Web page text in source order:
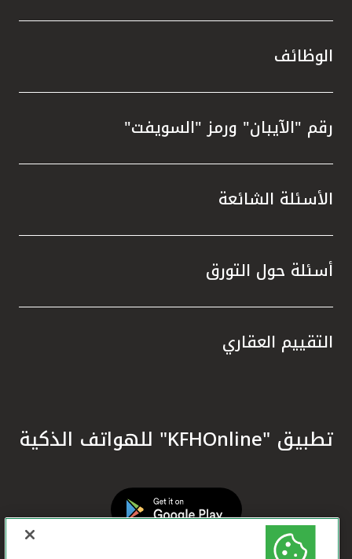
الوظائف
رقم "الآيبان" ورمز "السويفت"
الأسئلة الشائعة
أسئلة حول التورق
التقييم العقاري
تطبيق "KFHOnline" للهواتف الذكية